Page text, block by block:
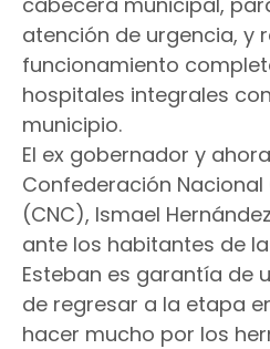
atención de urgencia, y
funcionamiento
hospitales integrales
municipio.
El ex gobernador y
Confederación
(CNC), Ismael
ante los habitantes de
Esteban es garantía de
de regresar a la etapa
hacer mucho por los